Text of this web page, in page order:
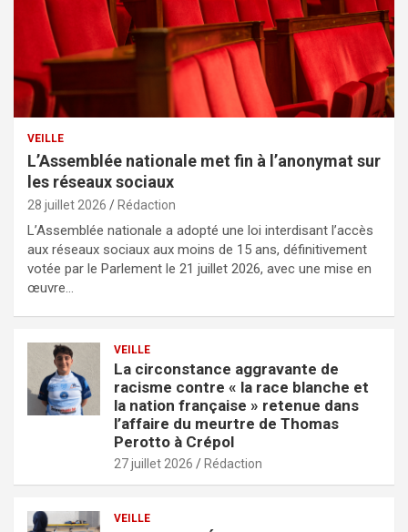
VEILLE
L’Assemblée nationale met fin à l’anonymat sur
les réseaux sociaux
28 juillet 2026 Rédaction
L’Assemblée nationale a adopté une loi interdisant l’accès
aux réseaux sociaux aux moins de 15 ans, définitivement
votée par le Parlement le 21 juillet 2026, avec une mise en
œuvre…
VEILLE
La circonstance aggravante de
racisme contre « la race blanche et
la nation française » retenue dans
l’affaire du meurtre de Thomas
Perotto à Crépol
27 juillet 2026 Rédaction
VEILLE